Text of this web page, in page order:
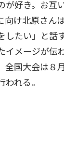
が好き。お互
向け北原さん
したい」と話
イメージが伝
全国大会は８
われる。